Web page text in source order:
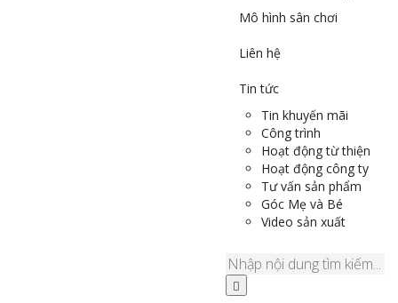
Mô hình sân chơi
Liên hệ
Tin tức
Tin khuyến mãi
Công trình
Hoạt động từ thiện
Hoạt động công ty
Tư vấn sản phẩm
Góc Mẹ và Bé
Video sản xuất